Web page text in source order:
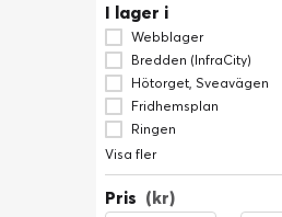
I lager i
Webblager
Bredden (InfraCity)
Hötorget, Sveavägen
Fridhemsplan
Ringen
Visa fler
Pris (kr)